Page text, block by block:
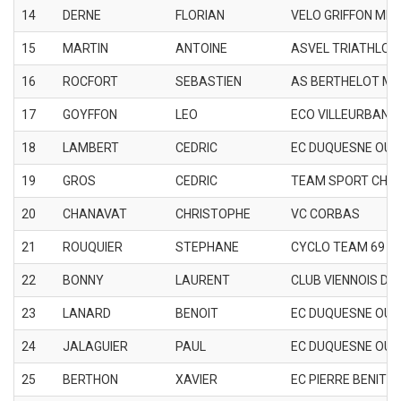
14 DERNE FLORIAN VELO GRIFFON
15 MARTIN ANTOINE ASVEL TRIATHLON
16 ROCFORT SEBASTIEN AS BERTHELOT
17 GOYFFON LEO ECO
18 LAMBERT CEDRIC EC DUQUESNE
19 GROS CEDRIC TEAM SPORT
20 CHANAVAT CHRISTOPHE VC CORBAS
21 ROUQUIER STEPHANE CYCLO TEAM 69
22 BONNY LAURENT CLUB VIENNOIS
23 LANARD BENOIT EC DUQUESNE
24 JALAGUIER PAUL EC DUQUESNE
25 BERTHON XAVIER EC PIERRE